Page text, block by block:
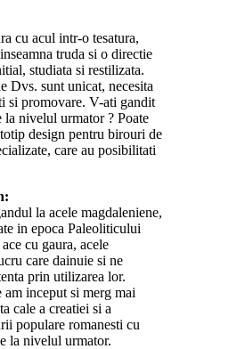
cu acul intr-o tesatura,
truda si o directie
studiata si restilizata.
Dvs. sunt unicat, necesita
si promovare. V-ati gandit
la nivelul urmator ? Poate
design pentru birouri de
care au posibilitati
la acele magdaleniene,
in epoca Paleoliticului
cu gaura, acele
care dainuie si ne
prin utilizarea lor.
am inceput si merg mai
cale a creatiei si a
populare romanesti cu
la nivelul urmator.